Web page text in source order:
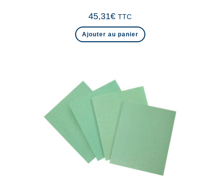
45,31€ TTC
Ajouter au panier